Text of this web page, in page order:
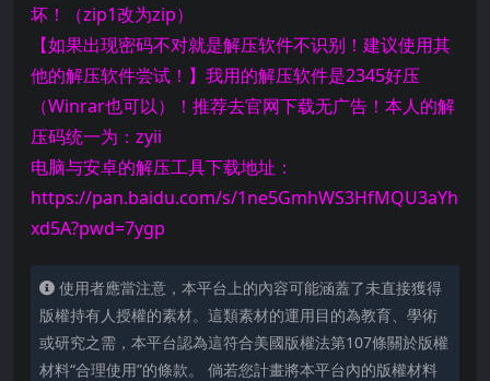
坏！（zip1改为zip）
【如果出现密码不对就是解压软件不识别！建议使用其
他的解压软件尝试！】我用的解压软件是2345好压
（Winrar也可以）！推荐去官网下载无广告！本人的解
压码统一为：zyii
电脑与安卓的解压工具下载地址：
https://pan.baidu.com/s/1ne5GmhWS3HfMQU3aYh
xd5A?pwd=7ygp
使用者應當注意，本平台上的內容可能涵蓋了未直接獲得
版權持有人授權的素材。這類素材的運用目的為教育、學術
或研究之需，本平台認為這符合美國版權法第107條關於版權
材料“合理使用”的條款。 倘若您計畫將本平台內的版權材料